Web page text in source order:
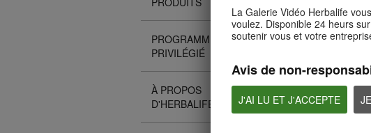
La Galerie Vidéo Herbalife
voulez. Disponible 24 heurs
soutenir vous et votre
Avis de non-
J'AI LU ET J'ACCEPTE
PROGRAMME CLIENT
PRIVILÉGIÉ
À PROPOS
D'HERBALIFE
Transfert
archivage
personnelles
européenne,
européens.